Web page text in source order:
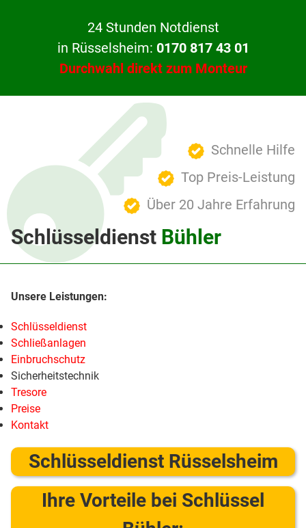
24 Stunden Notdienst
in Rüsselsheim: 0170 817 43 01
Durchwahl direkt zum Monteur
Schnelle Hilfe
Top Preis-Leistung
Über 20 Jahre Erfahrung
Schlüsseldienst Bühler
Schlüsseldienst
Schließanlagen
Einbruchschutz
Sicherheitstechnik
Tresore
Preise
Kontakt
Schlüsseldienst Rüsselsheim
Ihre Vorteile bei Schlüssel